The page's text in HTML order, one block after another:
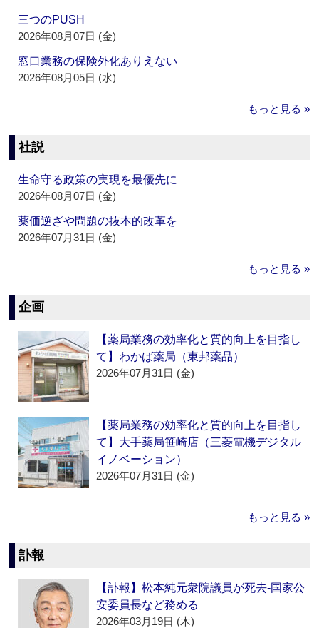
三つのPUSH
2026年08月07日 (金)
窓口業務の保険外化ありえない
2026年08月05日 (水)
もっと見る »
社説
生命守る政策の実現を最優先に
2026年08月07日 (金)
薬価逆ざや問題の抜本的改革を
2026年07月31日 (金)
もっと見る »
企画
【薬局業務の効率化と質的向上を目指し
て】わかば薬局（東邦薬品）
2026年07月31日 (金)
【薬局業務の効率化と質的向上を目指し
て】大手薬局笹崎店（三菱電機デジタル
イノベーション）
2026年07月31日 (金)
もっと見る »
訃報
【訃報】松本純元衆院議員が死去‐国家公
安委員長など務める
2026年03月19日 (木)